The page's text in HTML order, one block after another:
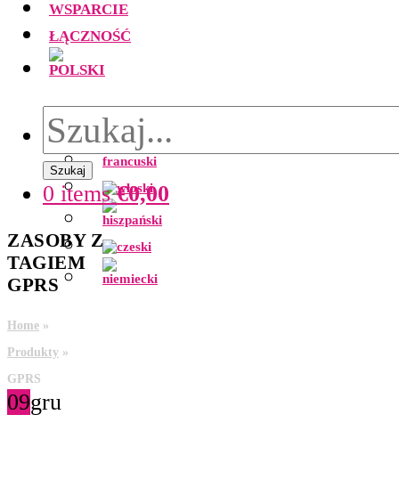
WSPARCIE
ŁĄCZNOŚĆ
Szukaj
0 items€0,00
ZASOBY Z
TAGIEM
GPRS
Home »
Produkty »
GPRS
09gru